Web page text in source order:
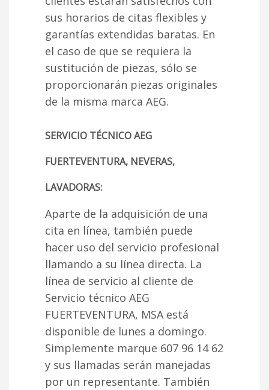
sus horarios de citas flexibles y
garantías extendidas baratas. En
el caso de que se requiera la
sustitución de piezas, sólo se
proporcionarán piezas originales
de la misma marca AEG.
SERVICIO TÉCNICO AEG
FUERTEVENTURA, NEVERAS,
LAVADORAS:
Aparte de la adquisición de una
cita en línea, también puede
hacer uso del servicio profesional
llamando a su línea directa. La
línea de servicio al cliente de
Servicio técnico AEG
FUERTEVENTURA, MSA está
disponible de lunes a domingo.
Simplemente marque 607 96 14 62
y sus llamadas serán manejadas
por un representante. También